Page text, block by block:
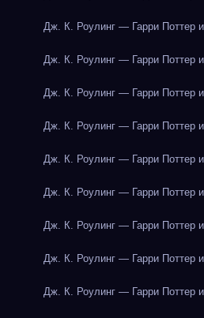
Дж. К. Роулинг — Гарри Поттер
Дж. К. Роулинг — Гарри Поттер
Дж. К. Роулинг — Гарри Поттер
Дж. К. Роулинг — Гарри Поттер
Дж. К. Роулинг — Гарри Поттер
Дж. К. Роулинг — Гарри Поттер
Дж. К. Роулинг — Гарри Поттер
Дж. К. Роулинг — Гарри Поттер
Дж. К. Роулинг — Гарри Поттер